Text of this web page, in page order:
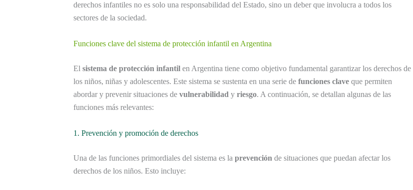
derechos infantiles no es solo una responsabilidad del Estado, sino un deber que involucra a todos los
sectores de la sociedad.
Funciones clave del sistema de protección infantil en Argentina
El sistema de protección infantil en Argentina tiene como objetivo fundamental garantizar los derechos de
los niños, niñas y adolescentes. Este sistema se sustenta en una serie de funciones clave que permiten
abordar y prevenir situaciones de vulnerabilidad y riesgo. A continuación, se detallan algunas de las
funciones más relevantes:
1. Prevención y promoción de derechos
Una de las funciones primordiales del sistema es la prevención de situaciones que puedan afectar los
derechos de los niños. Esto incluye: